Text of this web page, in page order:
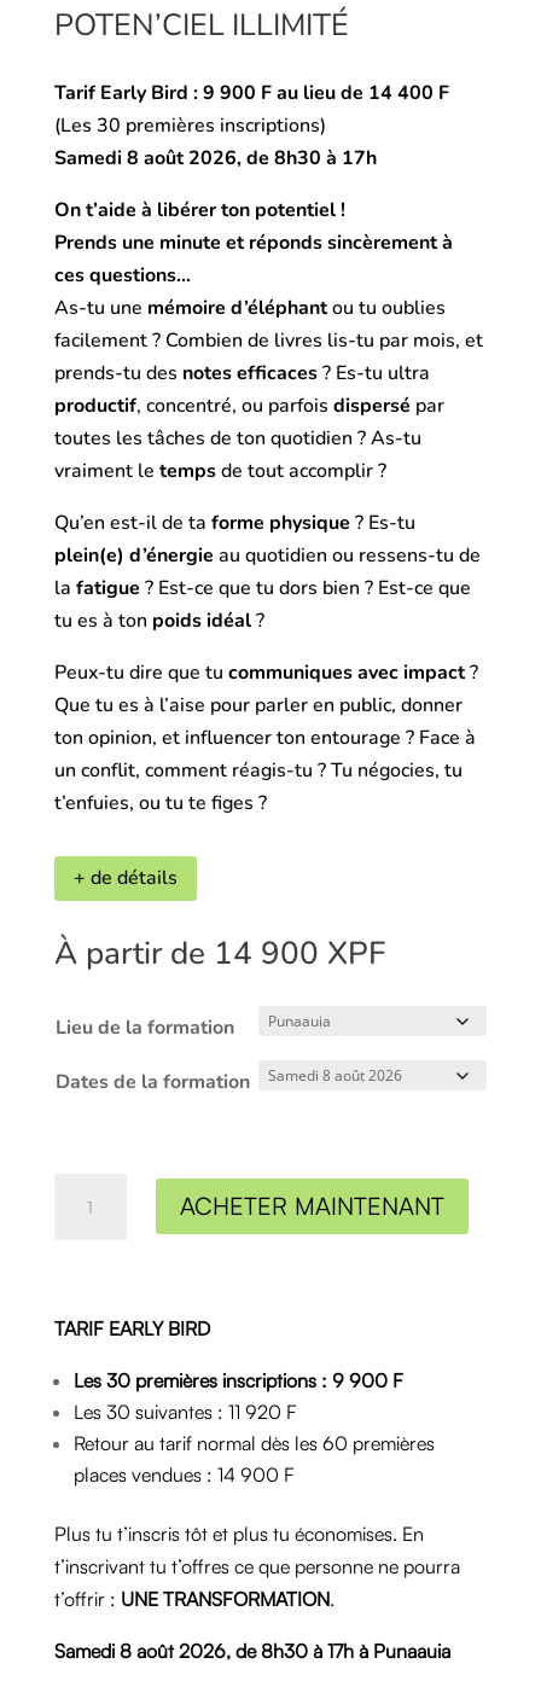
POTEN’CIEL ILLIMITÉ
Tarif Early Bird :9 900 F au lieu de 14 400 F
(Les 30 premières inscriptions)
Samedi 8 août 2026, de 8h30 à 17h
On t’aide à libérer ton potentiel !
Prends une minute et réponds sincèrement à
ces questions…
As-tu une mémoire d’éléphantou tu oublies
facilement ? Combien de livres lis-tu par mois, et
prends-tu des notes efficaces? Es-tu ultra
productif, concentré, ou parfois dispersé par
toutes les tâches de ton quotidien ? As-tu
vraiment le tempsde tout accomplir ?
Qu’en est-il de ta forme physique ? Es-tu
plein(e) d’énergie au quotidien ou ressens-tu de
la fatigue ? Est-ce que tu dors bien ? Est-ce que
tu es à ton poids idéal?
Peux-tu dire que tu communiques avec impact?
Que tu es à l’aise pour parler en public, donner
ton opinion, et influencer ton entourage ? Face à
un conflit, comment réagis-tu ? Tu négocies, tu
t’enfuies, ou tu te figes ?
+ de détails
À partir de 14 900 XPF
Lieu de la formation
Dates de la formation
ACHETER MAINTENANT
TARIF EARLY BIRD
Les 30 premières inscriptions : 9 900 F
Les 30 suivantes : 11 920 F
Retour au tarif normal dès les 60 premières
places vendues : 14 900 F
Plus tu t’inscris tôt et plus tu économises. En
t’inscrivant tu t’offres ce que personne ne pourra
t’offrir : UNE TRANSFORMATION.
Samedi 8 août 2026, de 8h30 à 17h à Punaauia